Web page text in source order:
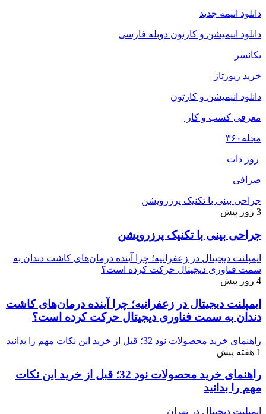
دانلود انیمه جدید
دانلود انیمیشن و کارتون دوبله فارسی
یکانسر
خرید رپورتاژ
دانلود انیمیشن و کارتون
معرفی کسب و کار
مجله ۳۶۰
روز دات
صرافی
جراحی بینی با تکنیک پرزرویشن
3 روز پیش
جراحی بینی با تکنیک پرزرویشن
ایمپلنت دیجیتال در زعفرانیه؛ چرا آینده درمان‌های کاشت دندان به
سمت فناوری دیجیتال حرکت کرده است؟
4 روز پیش
ایمپلنت دیجیتال در زعفرانیه؛ چرا آینده درمان‌های کاشت
دندان به سمت فناوری دیجیتال حرکت کرده است؟
راهنمای خرید محصولات نود 32؛ قبل از خرید این نکات مهم را بدانید
1 هفته پیش
راهنمای خرید محصولات نود 32؛ قبل از خرید این نکات
مهم را بدانید
ایمپلنت دیجیتال در تهران